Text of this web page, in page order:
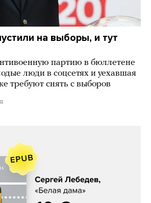
на выборы, и тут
партию в бюллетене
люди в соцсетях и уехавшая
требуют снять с выборов